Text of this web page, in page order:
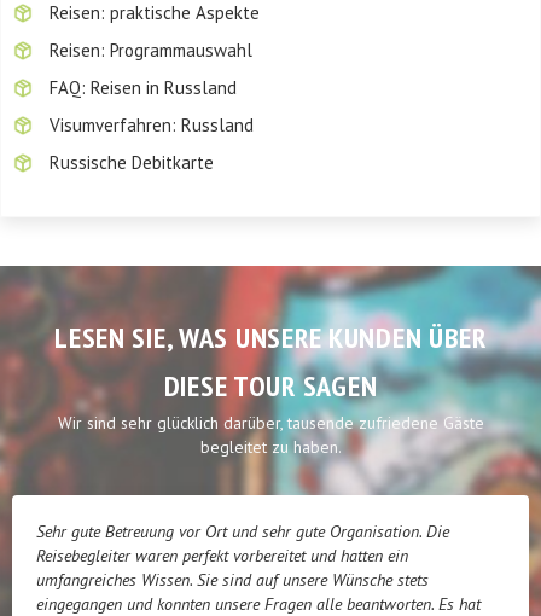
Reisen: praktische Aspekte
Reisen: Programmauswahl
FAQ: Reisen in Russland
Visumverfahren: Russland
Russische Debitkarte
LESEN SIE, WAS UNSERE KUNDEN ÜBER
DIESE TOUR SAGEN
Wir sind sehr glücklich darüber, tausende zufriedene Gäste
begleitet zu haben.
Sehr gute Betreuung vor Ort und sehr gute Organisation. Die
Reisebegleiter waren perfekt vorbereitet und hatten ein
umfangreiches Wissen. Sie sind auf unsere Wünsche stets
eingegangen und konnten unsere Fragen alle beantworten. Es hat